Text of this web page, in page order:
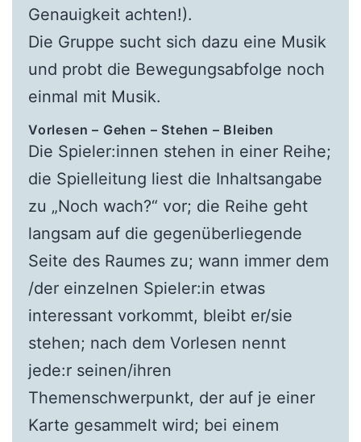
Genauigkeit achten!).
Die Gruppe sucht sich dazu eine Musik
und probt die Bewegungsabfolge noch
einmal mit Musik.
Vorlesen – Gehen – Stehen – Bleiben
Die Spieler:innen stehen in einer Reihe;
die Spielleitung liest die Inhaltsangabe
zu „Noch wach?“ vor; die Reihe geht
langsam auf die gegenüberliegende
Seite des Raumes zu; wann immer dem
/der einzelnen Spieler:in etwas
interessant vorkommt, bleibt er/sie
stehen; nach dem Vorlesen nennt
jede:r seinen/ihren
Themenschwerpunkt, der auf je einer
Karte gesammelt wird; bei einem